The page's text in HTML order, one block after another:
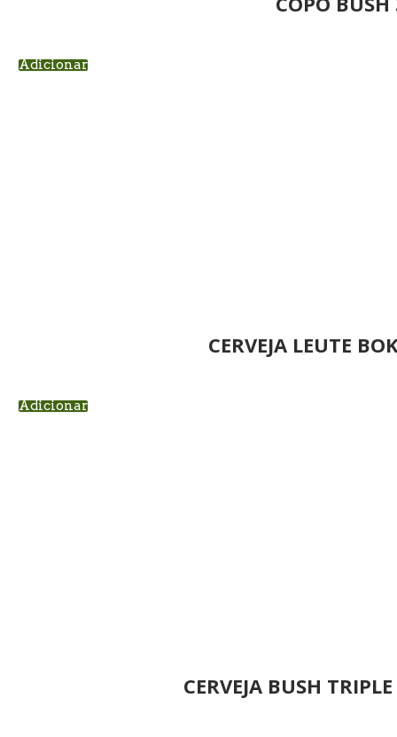
Adicionar
CERVEJA LEUTE
Adicionar
CERVEJA BUSH